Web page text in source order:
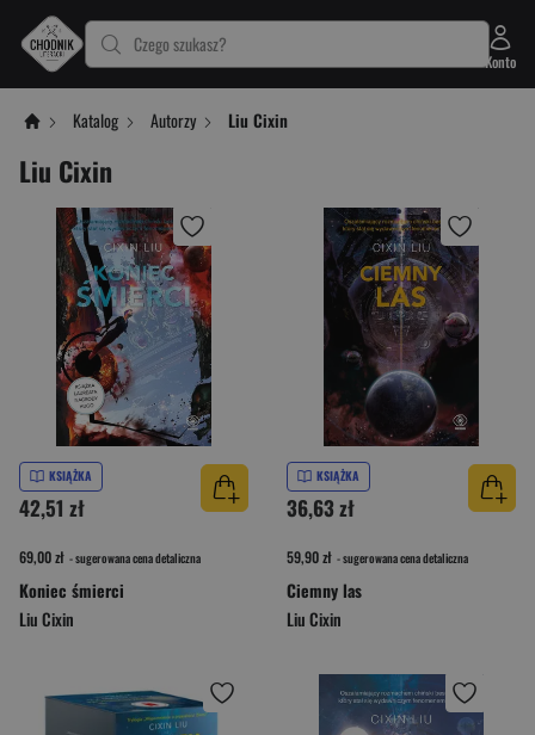
Czego szukasz?
Konto
Katalog Autorzy Liu Cixin
Liu Cixin
KSIĄŻKA
42,51 zł
69,00 zł - sugerowana cena detaliczna
Koniec śmierci
Liu Cixin
KSIĄŻKA
36,63 zł
59,90 zł - sugerowana cena detaliczna
Ciemny las
Liu Cixin